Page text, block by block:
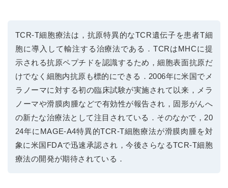
TCR-T細胞療法は，抗原特異的なTCR遺伝子を患者T細
胞に導入して輸注する治療法である．TCRはMHCに提
示される抗原ペプチドを認識するため，細胞表面抗原だ
けでなく細胞内抗原も標的にできる．2006年に米国でメ
ラノーマに対する初の臨床試験が実施されて以来，メラ
ノーマや滑膜肉腫などで有効性が報告され，固形がんへ
の新たな治療法として注目されている．そのなかで，20
24年にMAGE-A4特異的TCR-T細胞療法が滑膜肉腫を対
象に米国FDAで迅速承認され，今後さらなるTCR-T細胞
療法の開発が期待されている．